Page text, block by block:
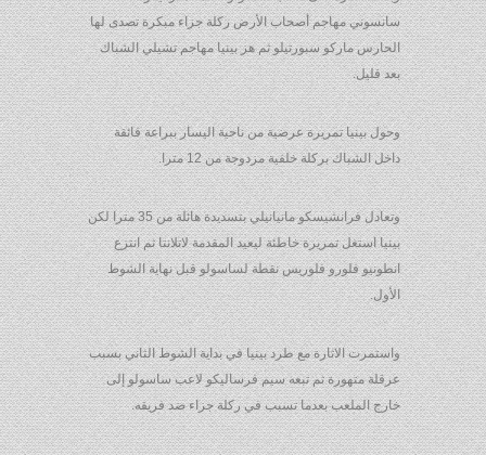
سانسوني مهاجم أصحاب الأرض ركلة جزاء مبكرة تصدى لها
الحارس ماركو سبورتيلو ثم هز بينيا مهاجم تشيلي الشباك
بعد قليل.
وحول بينيا تمريرة عرضية من ناحية اليسار ببراعة فائقة
داخل الشباك بركلة خلفية مزدوجة من 12 مترا.
وتعادل فرانشيسكو مانيانيلي بتسديدة هائلة من 35 مترا لكن
بينيا استغل تمريرة خاطئة ليعيد المقدمة لاتلانتا ثم انتزع
انطونيو فلورو فلوريس نقطة لساسولو قبل نهاية الشوط
الأول.
واستمرت الاثارة مع طرد بينيا في بداية الشوط الثاني بسبب
عرقلة متهورة ثم تبعه سيم فرساليكو لاعب ساسولو إلى
خارج الملعب بعدما تسبب في ركلة جزاء ضد فريقه.